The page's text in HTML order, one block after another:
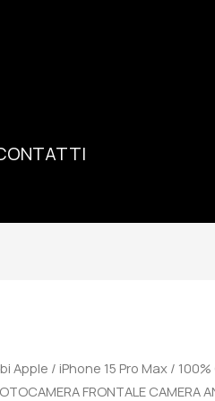
Apple / iPhone 15 Pro Max / 100%
FRONTALE CAMERA